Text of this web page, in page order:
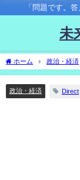
「問題です。
未
ホーム 政治・経済
TV。 この日選択肢のう
政治・経済
Direct